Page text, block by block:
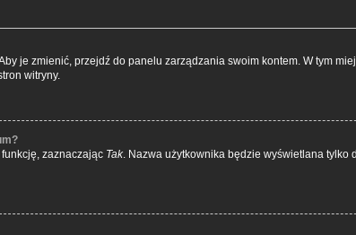
je zmienić, przejdź do panelu zarządzania swoim kontem. W tym
witryny.
funkcję, zaznaczając Tak. Nazwa użytkownika będzie wyświetlana tylko